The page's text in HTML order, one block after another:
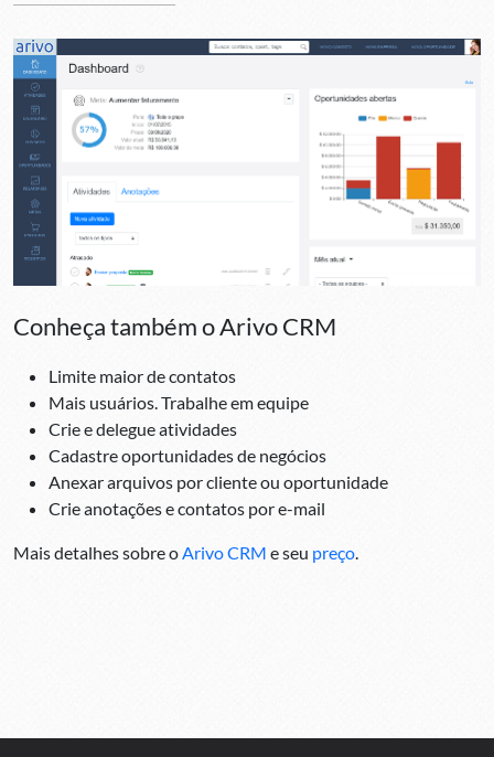
Conheça também o Arivo CRM
Limite maior de contatos
Mais usuários. Trabalhe em equipe
Crie e delegue atividades
Cadastre oportunidades de negócios
Anexar arquivos por cliente ou oportunidade
Crie anotações e contatos por e-mail
Mais detalhes sobre oArivo CRM e seu preço.